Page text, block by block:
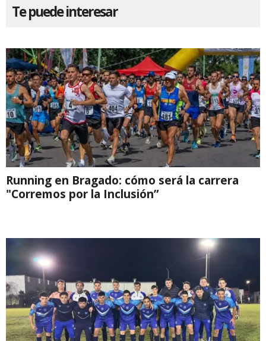
Te puede interesar
Running en Bragado: cómo será la carrera
"Corremos por la Inclusión”